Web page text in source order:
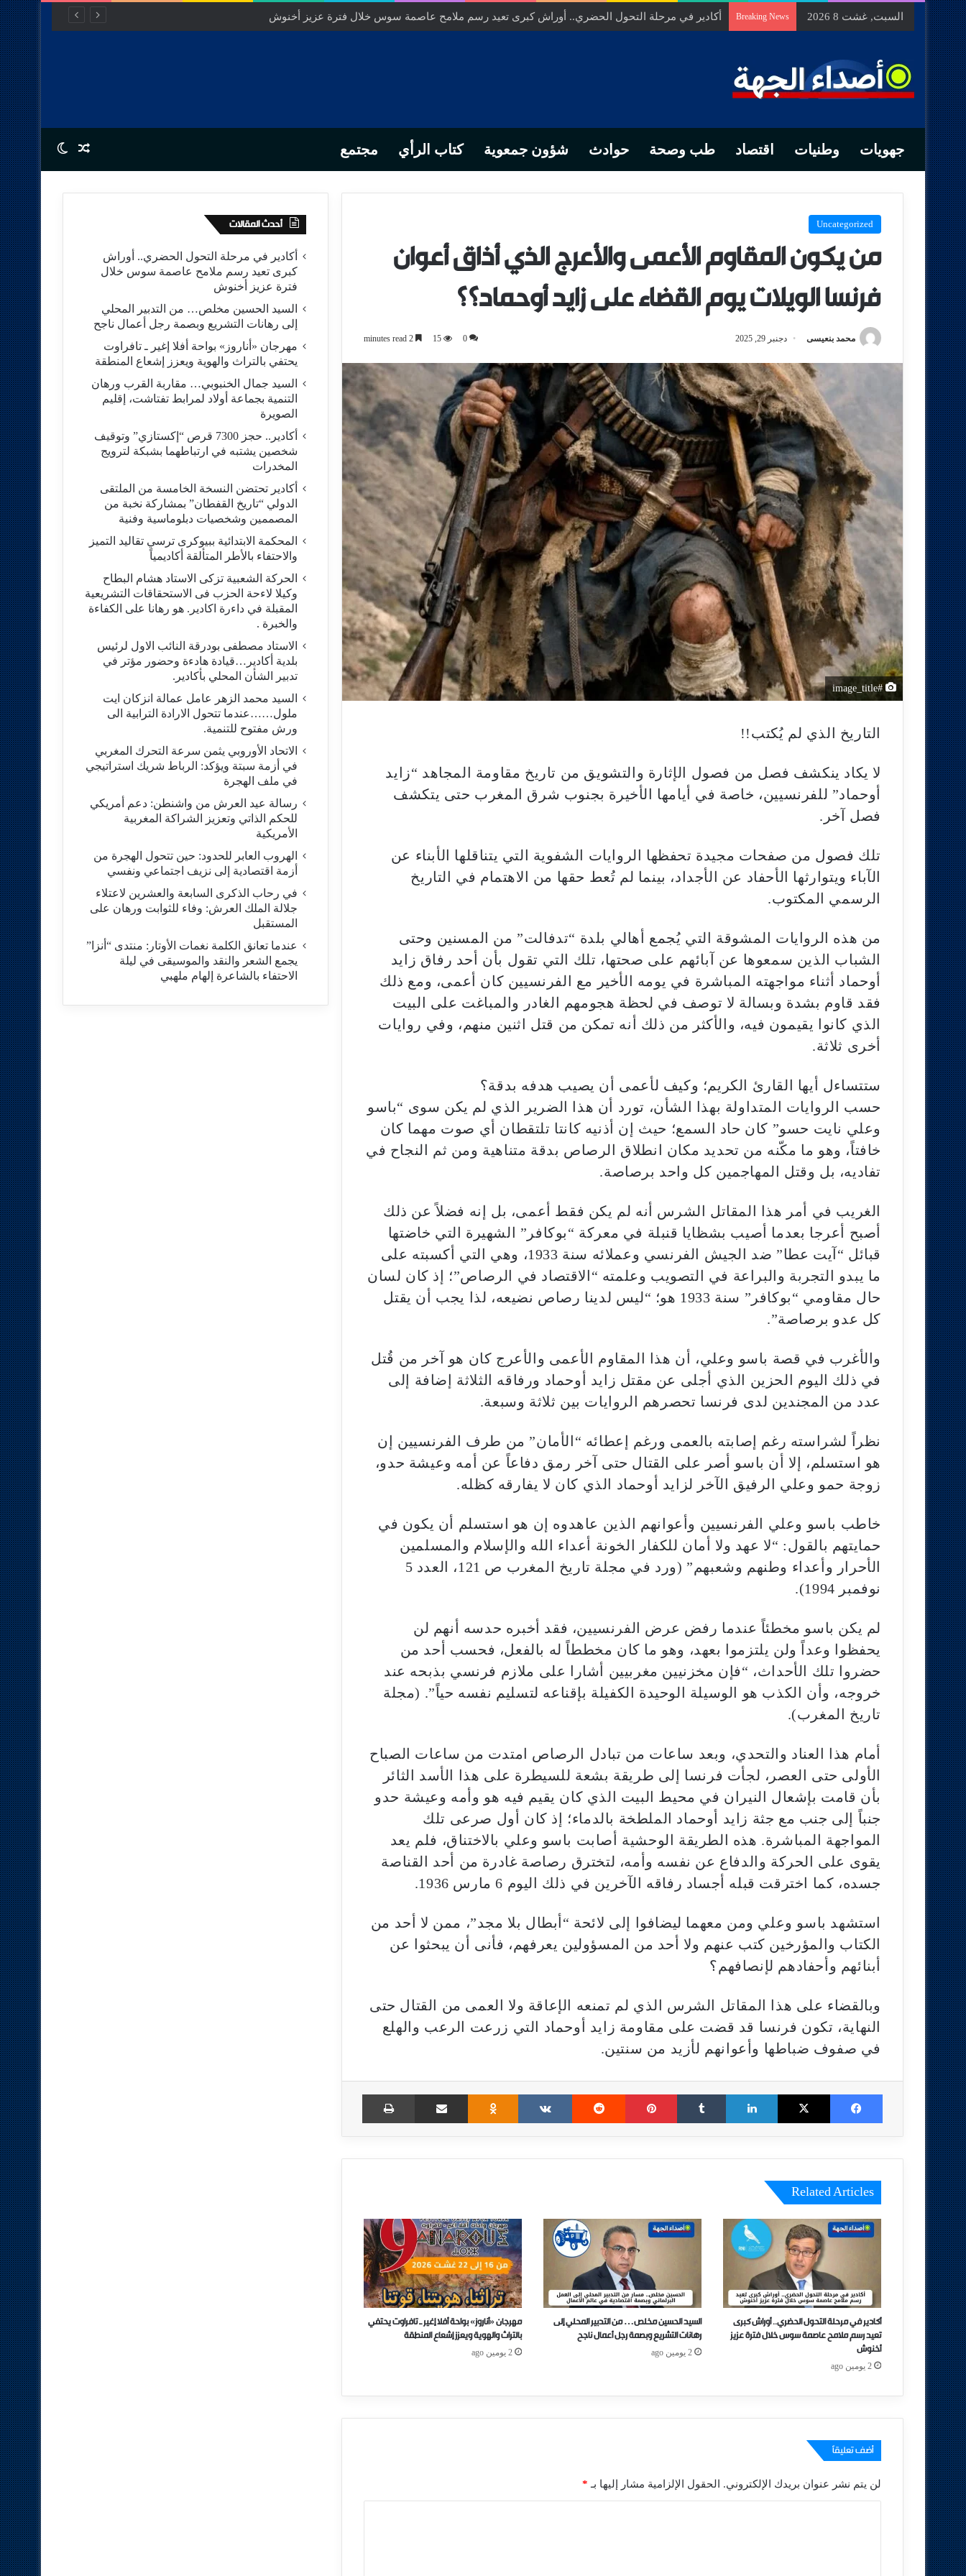
السبت, غشت 8 2026 Breaking News السيد الحسين مخلص… من التدبير المحلي إلى رهانات التشريع وبصمة رجل أعمال ناجح
جهويات وطنيات اقتصاد طب وصحة حوادث شؤون جمعوية كتاب الرأي مجتمع Random Article
Switch skin
Uncategorized
من يكون المقاوم الأعمى والأعرج الذي أذاق أعوان
فرنسا الويلات يوم القضاء على زايد أوحماد؟؟
محمد بنعيسى دجنبر 29, 2025 0
15
#image_title
التاريخ الذي لم يُكتب!!
لا يكاد ينكشف فصل من فصول الإثارة والتشويق من تاريخ مقاومة المجاهد “زايد
أوحماد” للفرنسيين، خاصة في أيامها الأخيرة بجنوب شرق المغرب حتى يتكشف
فصل آخر.
تلك فصول من صفحات مجيدة تحفظها الروايات الشفوية التي يتناقلها الأبناء عن
الآباء ويتوارثها الأحفاد عن الأجداد، بينما لم تُعط حقها من الاهتمام في التاريخ
الرسمي المكتوب.
من هذه الروايات المشوقة التي يُجمع أهالي بلدة “تدفالت” من المسنين وحتى
الشباب الذين سمعوها عن آبائهم على صحتها، تلك التي تقول بأن أحد رفاق زايد
أوحماد أثناء مواجهته المباشرة في يومه الأخير مع الفرنسيين كان أعمى، ومع ذلك
فقد قاوم بشدة وبسالة لا توصف في لحظة هجومهم الغادر والمباغت على البيت
الذي كانوا يقيمون فيه، والأكثر من ذلك أنه تمكن من قتل اثنين منهم، وفي روايات
أخرى ثلاثة.
ستتساءل أيها القارئ الكريم؛ وكيف لأعمى أن يصيب هدفه بدقة؟
حسب الروايات المتداولة بهذا الشأن، تورد أن هذا الضرير الذي لم يكن سوى “باسو
وعلي نايت حسو” كان حاد السمع؛ حيث إن أذنيه كانتا تلتقطان أي صوت مهما كان
خافتاً، وهو ما مكّنه من تحديد مكان انطلاق الرصاص بدقة متناهية ومن ثم النجاح في
تفاديه، بل وقتل المهاجمين كل واحد برصاصة.
الغريب في أمر هذا المقاتل الشرس أنه لم يكن فقط أعمى، بل إنه فضلاً عن ذلك
أصبح أعرجا بعدما أصيب بشظايا قنبلة في معركة “بوكافر” الشهيرة التي خاضتها
قبائل “آيت عطا” ضد الجيش الفرنسي وعملائه سنة 1933، وهي التي أكسبته على
ما يبدو التجربة والبراعة في التصويب وعلمته “الاقتصاد في الرصاص”؛ إذ كان لسان
حال مقاومي “بوكافر” سنة 1933 هو؛ “ليس لدينا رصاص نضيعه، لذا يجب أن يقتل
كل عدو برصاصة”.
والأغرب في قصة باسو وعلي، أن هذا المقاوم الأعمى والأعرج كان هو آخر من قُتل
في ذلك اليوم الحزين الذي أجلى عن مقتل زايد أوحماد ورفاقه الثلاثة إضافة إلى
عدد من المجندين لدى فرنسا تحصرهم الروايات بين ثلاثة وسبعة.
نظراً لشراسته رغم إصابته بالعمى ورغم إعطائه “الأمان” من طرف الفرنسيين إن
هو استسلم، إلا أن باسو أصر على القتال حتى آخر رمق دفاعاً عن أمه وعيشة حدو،
زوجة حمو وعلي الرفيق الآخر لزايد أوحماد الذي كان لا يفارقه كظله.
خاطب باسو وعلي الفرنسيين وأعوانهم الذين عاهدوه إن هو استسلم أن يكون في
حمايتهم بالقول: “لا عهد ولا أمان للكفار الخونة أعداء الله والإسلام والمسلمين
الأحرار وأعداء وطنهم وشعبهم” (ورد في مجلة تاريخ المغرب ص 121، العدد 5
نوفمبر 1994).
لم يكن باسو مخطئاً عندما رفض عرض الفرنسيين، فقد أخبره حدسه أنهم لن
يحفظوا وعداً ولن يلتزموا بعهد، وهو ما كان مخططاً له بالفعل، فحسب أحد من
حضروا تلك الأحداث، “فإن مخزنيين مغربيين أشارا على ملازم فرنسي بذبحه عند
خروجه، وأن الكذب هو الوسيلة الوحيدة الكفيلة بإقناعه لتسليم نفسه حياً”. (مجلة
تاريخ المغرب).
أمام هذا العناد والتحدي، وبعد ساعات من تبادل الرصاص امتدت من ساعات الصباح
الأولى حتى العصر، لجأت فرنسا إلى طريقة بشعة للسيطرة على هذا الأسد الثائر
بأن قامت بإشعال النيران في محيط البيت الذي كان يقيم فيه هو وأمه وعيشة حدو
جنباً إلى جنب مع جثة زايد أوحماد الملطخة بالدماء؛ إذ كان أول صرعى تلك
المواجهة المباشرة. هذه الطريقة الوحشية أصابت باسو وعلي بالاختناق، فلم يعد
يقوى على الحركة والدفاع عن نفسه وأمه، لتخترق رصاصة غادرة من أحد القناصة
جسده، كما اخترقت قبله أجساد رفاقه الآخرين في ذلك اليوم 6 مارس 1936.
استشهد باسو وعلي ومن معهما ليضافوا إلى لائحة “أبطال بلا مجد”، ممن لا أحد من
الكتاب والمؤرخين كتب عنهم ولا أحد من المسؤولين يعرفهم، فأنى أن يبحثوا عن
أبنائهم وأحفادهم لإنصافهم؟
وبالقضاء على هذا المقاتل الشرس الذي لم تمنعه الإعاقة ولا العمى من القتال حتى
النهاية، تكون فرنسا قد قضت على مقاومة زايد أوحماد التي زرعت الرعب والهلع
في صفوف ضباطها وأعوانهم لأزيد من سنتين.
Facebook
X
LinkedIn
Tumblr
Pinterest
Reddit
VKontakte
Odnoklassniki
Share via Email
Print
Related Articles
أكادير في مرحلة التحول الحضري.. أوراش كبرى
تعيد رسم ملامح عاصمة سوس خلال فترة عزيز
أخنوش
2 يومين ago
السيد الحسين مخلص… من التدبير المحلي إلى
رهانات التشريع وبصمة رجل أعمال ناجح
2 يومين ago
مهرجان «أناروز» بواحة أفلا إغير ـ تافراوت يحتفي
بالتراث والهوية ويعزز إشعاع المنطقة
2 يومين ago
أضف تعليقاً
لن يتم نشر عنوان بريدك الإلكتروني. الحقول الإلزامية مشار إليها بـ *
أحدث المقالات
أكادير في مرحلة التحول الحضري.. أوراش
كبرى تعيد رسم ملامح عاصمة سوس خلال
فترة عزيز أخنوش
السيد الحسين مخلص… من التدبير المحلي
إلى رهانات التشريع وبصمة رجل أعمال ناجح
مهرجان «أناروز» بواحة أفلا إغير ـ تافراوت
يحتفي بالتراث والهوية ويعزز إشعاع المنطقة
السيد جمال الخنبوبي… مقاربة القرب ورهان
التنمية بجماعة أولاد لمرابط تفتاشت، إقليم
الصويرة
أكادير.. حجز 7300 قرص “إكستازي” وتوقيف
شخصين يشتبه في ارتباطهما بشبكة لترويج
المخدرات
أكادير تحتضن النسخة الخامسة من الملتقى
الدولي “تاريخ القفطان” بمشاركة نخبة من
المصممين وشخصيات دبلوماسية وفنية
المحكمة الابتدائية ببيوكرى ترسي تقاليد التميز
والاحتفاء بالأطر المتألقة أكاديمياً
الحركة الشعبية تزكى الاستاد هشام البطاح
وكيلا لاءحة الحزب فى الاستحقاقات التشريعية
المقبلة في داءرة اكادير. هو رهانا على الكفاءة
والخبرة .
الاستاد مصطفى بودرقة النائب الاول لرئيس
بلدية أكادير…قيادة هادءة وحضور مؤتر في
تدبير الشأن المحلي بأكادير.
السيد محمد الزهر عامل عمالة انزكان ايت
ملول……عندما تتحول الارادة الترابية الى
ورش مفتوح للتنمية.
الاتحاد الأوروبي يثمن سرعة التحرك المغربي
في أزمة سبتة ويؤكد: الرباط شريك استراتيجي
في ملف الهجرة
رسالة عيد العرش من واشنطن: دعم أمريكي
للحكم الذاتي وتعزيز الشراكة المغربية
الأمريكية
​الهروب العابر للحدود: حين تتحول الهجرة من
أزمة اقتصادية إلى نزيف اجتماعي ونفسي
في رحاب الذكرى السابعة والعشرين لاعتلاء
جلالة الملك العرش: وفاء للثوابت ورهان على
المستقبل
​عندما تعانق الكلمة نغمات الأوتار: منتدى “أنزا”
يجمع الشعر والنقد والموسيقى في ليلة
الاحتفاء بالشاعرة إلهام ملهبي